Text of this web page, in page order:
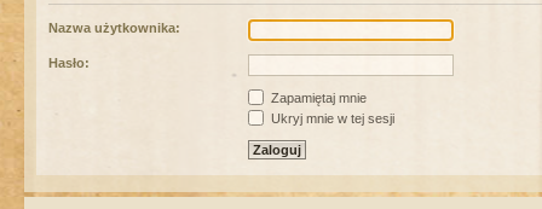
Nazwa użytkownika:
Hasło:
Zapamiętaj mnie
Ukryj mnie w tej sesji